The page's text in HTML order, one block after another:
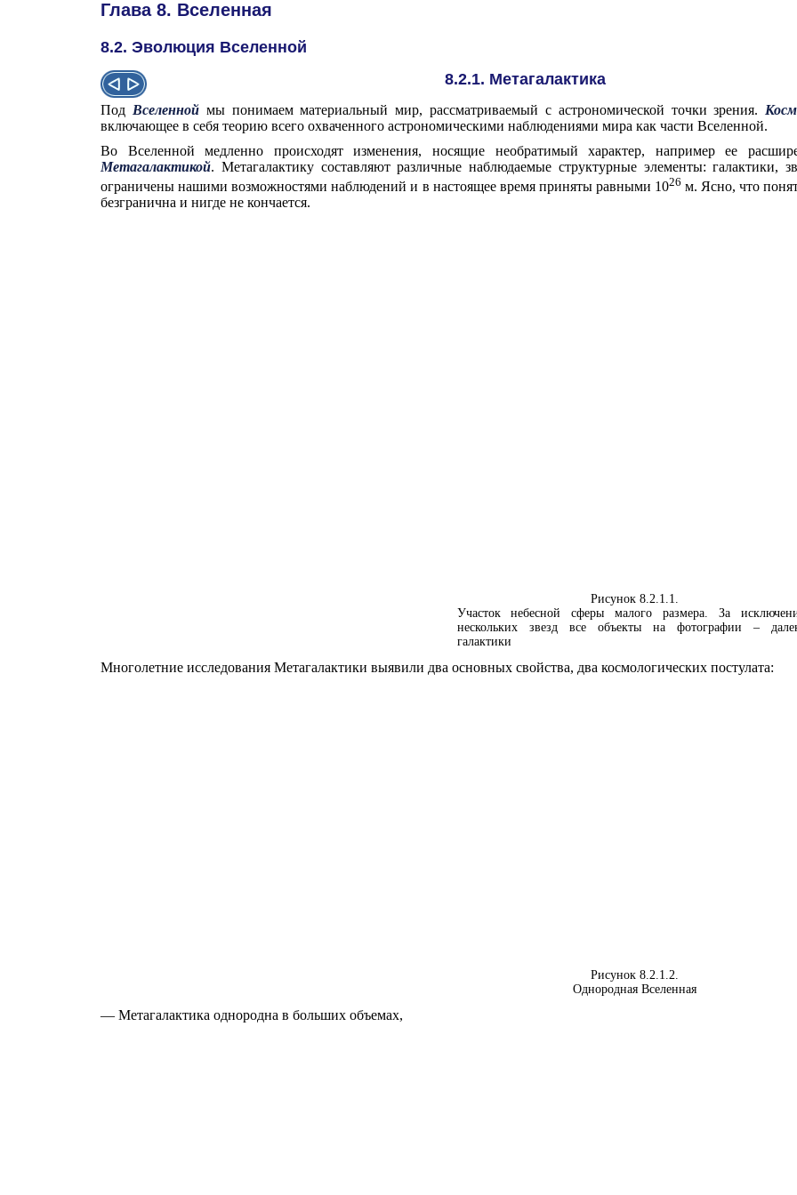
Глава 8. Вселенная
8.2. Эволюция Вселенной
8.2.1. Метагалактика
Под Вселенноймы понимаем материальный мир, рассматриваемый с астрономической точки зрения.
включающее в себя теорию всего охваченного астрономическими наблюдениями мира как части Вселенной.
Во Вселенной медленно происходят изменения, носящие необратимый характер, например ее
Метагалактикой. Метагалактику составляют различные наблюдаемые структурные элементы: галактики,
ограничены нашими возможностями наблюдений и в настоящее время приняты равными 1026 м. Ясно, что
безгранична и нигде не кончается.
Рисунок 8.2.1.1.
Участок небесной сферы малого размера. За
нескольких звезд все объекты на фотографии –
галактики
Многолетние исследования Метагалактики выявили два основных свойства, два космологических постулата:
Рисунок 8.2.1.2.
Однородная Вселенная
— Метагалактика однородна в больших объемах,